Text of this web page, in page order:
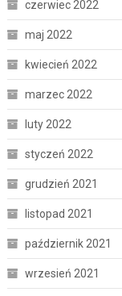
czerwiec 2022
maj 2022
kwiecień 2022
marzec 2022
luty 2022
styczeń 2022
grudzień 2021
listopad 2021
październik 2021
wrzesień 2021